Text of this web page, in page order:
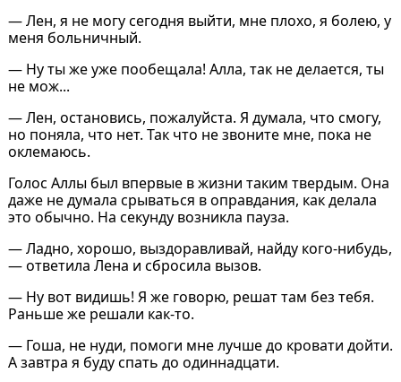
— Лен, я не могу сегодня выйти, мне плохо, я болею, у
меня больничный.
— Ну ты же уже пообещала! Алла, так не делается, ты
не мож...
— Лен, остановись, пожалуйста. Я думала, что смогу,
но поняла, что нет. Так что не звоните мне, пока не
оклемаюсь.
Голос Аллы был впервые в жизни таким твердым. Она
даже не думала срываться в оправдания, как делала
это обычно. На секунду возникла пауза.
— Ладно, хорошо, выздоравливай, найду кого-нибудь,
— ответила Лена и сбросила вызов.
— Ну вот видишь! Я же говорю, решат там без тебя.
Раньше же решали как-то.
— Гоша, не нуди, помоги мне лучше до кровати дойти.
А завтра я буду спать до одиннадцати.